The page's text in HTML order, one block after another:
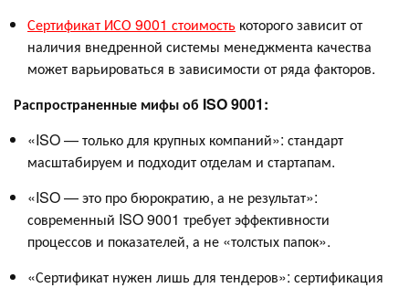
Сертификат ИСО 9001 стоимость которого зависит от
наличия внедренной системы менеджмента качества
может варьироваться в зависимости от ряда факторов.
Распространенные мифы об ISO 9001:
«ISO — только для крупных компаний»: стандарт
масштабируем и подходит отделам и стартапам.
«ISO — это про бюрократию, а не результат»:
современный ISO 9001 требует эффективности
процессов и показателей, а не «толстых папок».
«Сертификат нужен лишь для тендеров»: сертификация